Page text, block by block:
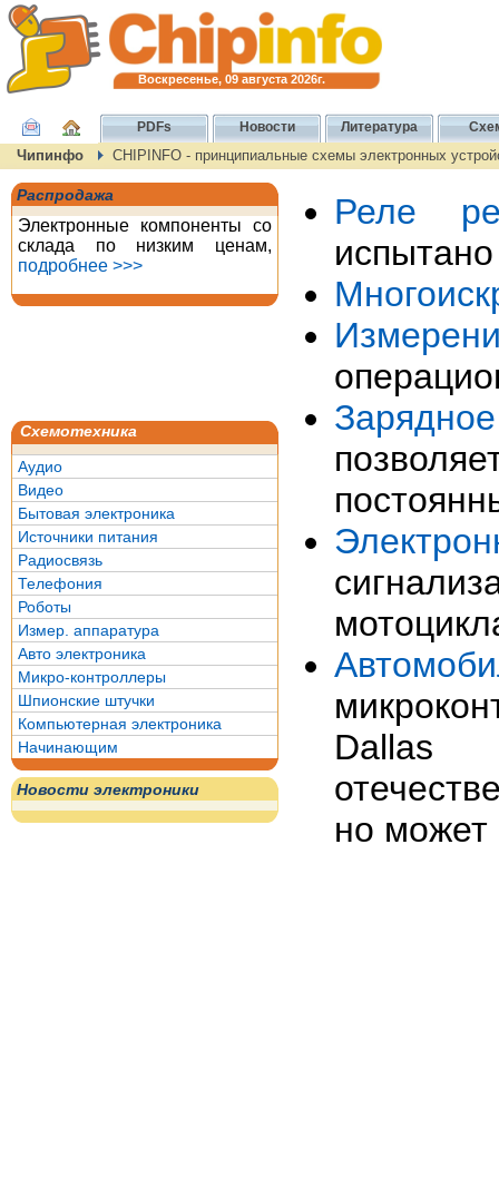
Воскресенье, 09 августа 2026г.
PDFs Новости Литература
Чипинфо CHIPINFO - принципиальные схемы электронных
Распродажа
Электронные компоненты со
склада по низким ценам,
подробнее >>>
Схемотехника
Аудио
Видео
Бытовая электроника
Источники питания
Радиосвязь
Телефония
Роботы
Измер. аппаратура
Авто электроника
Микро-контроллеры
Шпионские штучки
Компьютерная электроника
Начинающим
Новости электроники
Реле
Dallas
но может